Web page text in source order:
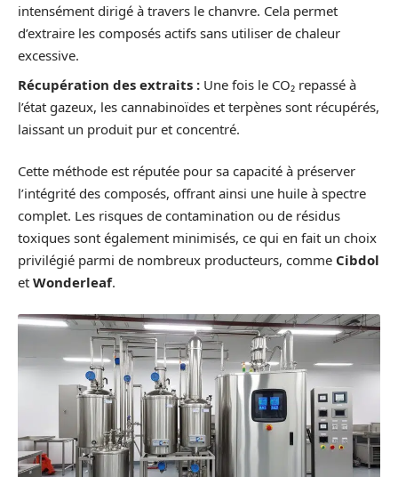
intensément dirigé à travers le chanvre. Cela permet
d’extraire les composés actifs sans utiliser de chaleur
excessive.
Récupération des extraits : Une fois le CO₂ repassé à
l’état gazeux, les cannabinoïdes et terpènes sont récupérés,
laissant un produit pur et concentré.
Cette méthode est réputée pour sa capacité à préserver
l’intégrité des composés, offrant ainsi une huile à spectre
complet. Les risques de contamination ou de résidus
toxiques sont également minimisés, ce qui en fait un choix
privilégié parmi de nombreux producteurs, comme Cibdol
et Wonderleaf.